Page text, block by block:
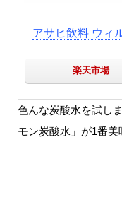
アサヒ飲料 ウィ
楽天市場
色んな炭酸水を試し
モン炭酸水」が1番美